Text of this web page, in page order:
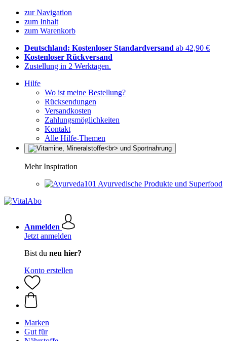
zur Navigation
zum Inhalt
zum Warenkorb
Deutschland: Kostenloser Standardversand ab 42,90 €
Kostenloser Rückversand
Zustellung in 2 Werktagen.
Hilfe
Wo ist meine Bestellung?
Rücksendungen
Versandkosten
Zahlungsmöglichkeiten
Kontakt
Alle Hilfe-Themen
Mehr Inspiration
Ayurvedische Produkte und Superfood
Anmelden
Jetzt anmelden
Bist du neu hier?
Konto erstellen
Marken
Gut für